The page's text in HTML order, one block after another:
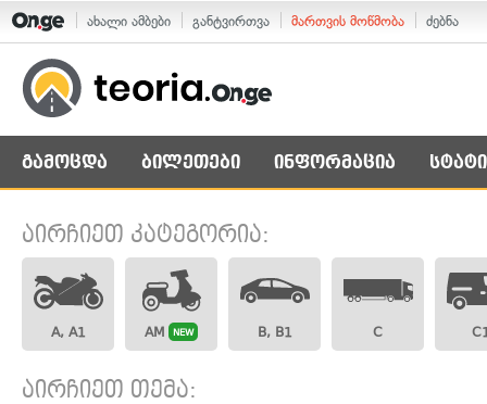
ახალი ამბები განტვირთვა მართვის მოწმობა ძებნა
გამოცდა ბილეთები ინფორმაცია
აირჩიეთ კატეგორია:
A, A1 AM NEW B, B1 C
აირჩიეთ თემა: